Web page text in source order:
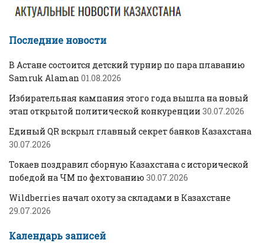
Последние новости
В Астане состоится детский турнир по пара плаванию
Samruk Alaman 01.08.2026
Избирательная кампания этого года вышла на новый
этап открытой политической конкуренции 30.07.2026
Единый QR вскрыл главный секрет банков Казахстана
30.07.2026
Токаев поздравил сборную Казахстана с исторической
победой на ЧМ по фехтованию 30.07.2026
Wildberries начал охоту за складами в Казахстане
29.07.2026
Календарь записей